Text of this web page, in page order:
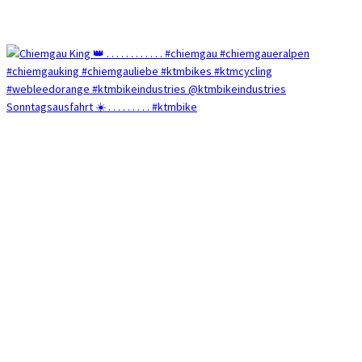
Sonntagsausfahrt ☀️ . . . . . . . . . #ktmbike